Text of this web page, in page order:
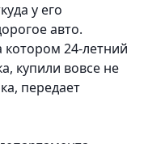
у его
авто.
котором 24-летний
купили вовсе не
передает